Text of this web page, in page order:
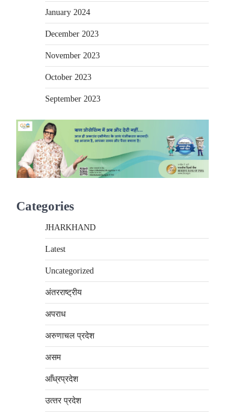
January 2024
December 2023
November 2023
October 2023
September 2023
Categories
JHARKHAND
Latest
Uncategorized
अंतरराष्‍ट्रीय
अपराध
अरुणाचल प्रदेश
असम
आँध्रप्रदेश
उत्‍तर प्रदेश